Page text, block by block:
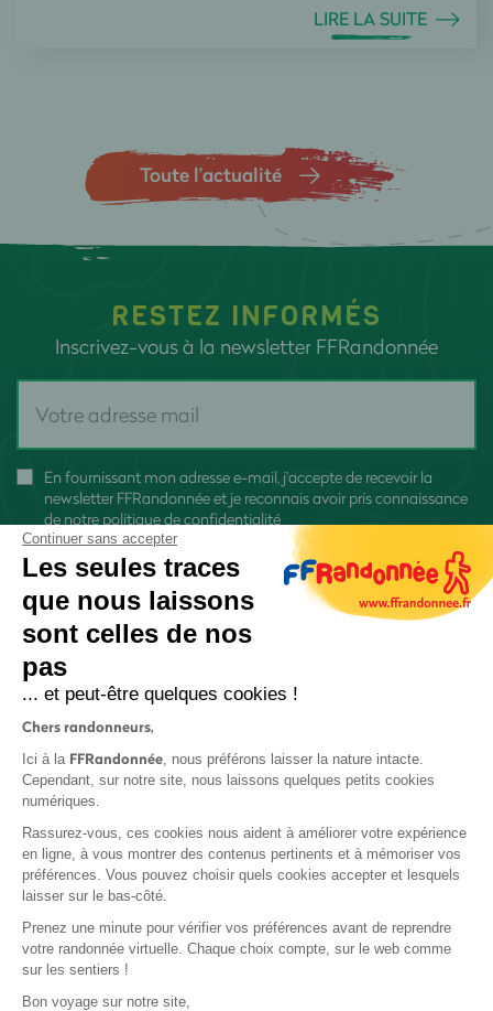
LIRE LA SUITE
Toute l’actualité
RESTEZ INFORMÉS
Inscrivez-vous à la newsletter FFRandonnée
En fournissant mon adresse e-mail, j'accepte de recevoir la
newsletter FFRandonnée et je reconnais avoir pris connaissance
de notre politique de confidentialité
Protection des données
Politique de confidentialité
Continuer sans accepter
Les seules traces
que nous laissons
sont celles de nos
pas
... et peut-être quelques cookies !
Chers randonneurs,
Ici à la FFRandonnée, nous préférons laisser la nature intacte.
Cependant, sur notre site, nous laissons quelques petits cookies
numériques.
Rassurez-vous, ces cookies nous aident à améliorer votre expérience
en ligne, à vous montrer des contenus pertinents et à mémoriser vos
préférences. Vous pouvez choisir quels cookies accepter et lesquels
laisser sur le bas-côté.
Prenez une minute pour vérifier vos préférences avant de reprendre
votre randonnée virtuelle. Chaque choix compte, sur le web comme
sur les sentiers !
Bon voyage sur notre site,